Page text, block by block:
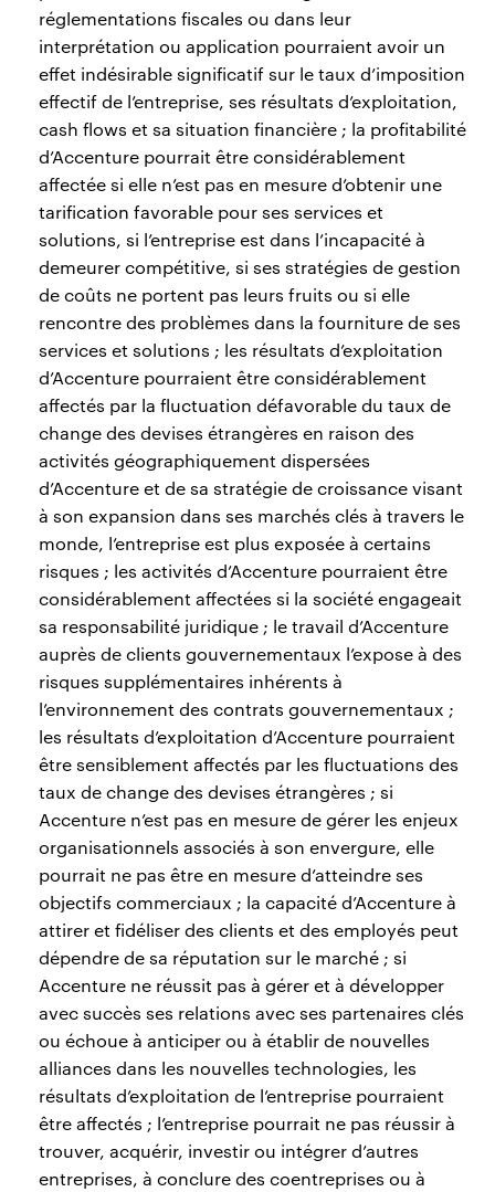
réglementations fiscales ou dans leur
interprétation ou application pourraient avoir un
effet indésirable significatif sur le taux d’imposition
effectif de l’entreprise, ses résultats d’exploitation,
cash flows et sa situation financière ; la profitabilité
d’Accenture pourrait être considérablement
affectée si elle n’est pas en mesure d’obtenir une
tarification favorable pour ses services et
solutions, si l’entreprise est dans l’incapacité à
demeurer compétitive, si ses stratégies de gestion
de coûts ne portent pas leurs fruits ou si elle
rencontre des problèmes dans la fourniture de ses
services et solutions ; les résultats d’exploitation
d’Accenture pourraient être considérablement
affectés par la fluctuation défavorable du taux de
change des devises étrangères en raison des
activités géographiquement dispersées
d’Accenture et de sa stratégie de croissance visant
à son expansion dans ses marchés clés à travers le
monde, l’entreprise est plus exposée à certains
risques ; les activités d’Accenture pourraient être
considérablement affectées si la société engageait
sa responsabilité juridique ; le travail d’Accenture
auprès de clients gouvernementaux l’expose à des
risques supplémentaires inhérents à
l’environnement des contrats gouvernementaux ;
les résultats d’exploitation d’Accenture pourraient
être sensiblement affectés par les fluctuations des
taux de change des devises étrangères ; si
Accenture n’est pas en mesure de gérer les enjeux
organisationnels associés à son envergure, elle
pourrait ne pas être en mesure d’atteindre ses
objectifs commerciaux ; la capacité d’Accenture à
attirer et fidéliser des clients et des employés peut
dépendre de sa réputation sur le marché ; si
Accenture ne réussit pas à gérer et à développer
avec succès ses relations avec ses partenaires clés
ou échoue à anticiper ou à établir de nouvelles
alliances dans les nouvelles technologies, les
résultats d’exploitation de l’entreprise pourraient
être affectés ; l’entreprise pourrait ne pas réussir à
trouver, acquérir, investir ou intégrer d’autres
entreprises, à conclure des coentreprises ou à